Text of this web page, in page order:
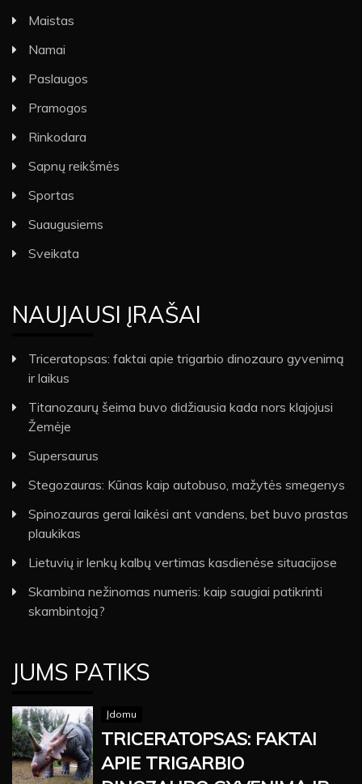
Maistas
Namai
Paslaugos
Pramogos
Rinkodara
Sapnų reikšmės
Sportas
Suaugusiems
Sveikata
NAUJAUSI ĮRAŠAI
Triceratopsas: faktai apie trigarbio dinozauro gyvenimą
ir laikus
Titanozaurų šeima buvo didžiausia kada nors klajojusi
Žemėje
Supersaurus
Stegozauras: Kūnas kaip autobuso, mažytės smegenys
Spinozauras gerai laikėsi ant vandens, bet buvo prastas
plaukikas
Lietuvių ir lenkų kalbų vertimas kasdienėse situacijose
Skambina nežinomas numeris: kaip saugiai patikrinti
skambintoją?
JUMS PATIKS
Įdomu
TRICERATOPSAS: FAKTAI
APIE TRIGARBIO